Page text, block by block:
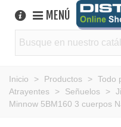
MENÚ
Inicio > Productos > Todo
Atrayentes
> Señuelos >
Minnow 5BM160 3 cuerpos